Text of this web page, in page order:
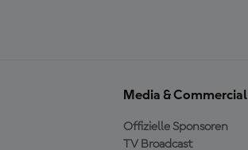
Media & Commercial
Offizielle Sponsoren
TV Broadcast